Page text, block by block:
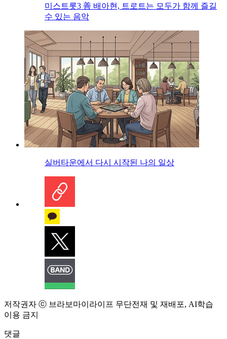
미스트롯3 善 배아현, 트로트는 모두가 함께 즐길
수 있는 음악
실버타운에서 다시 시작된 나의 일상
저작권자 ⓒ 브라보마이라이프 무단전재 및 재배포, AI학습
이용 금지
댓글